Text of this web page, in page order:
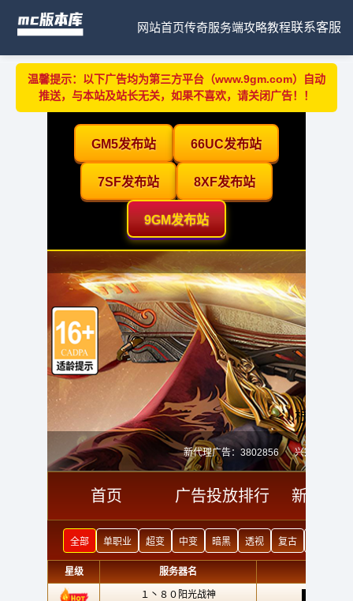
网站首页传奇服务端攻略教程联系客服
温馨提示：以下广告均为第三方平台（www.9gm.com）自动
推送，与本站及站长无关，如果不喜欢，请关闭广告！！